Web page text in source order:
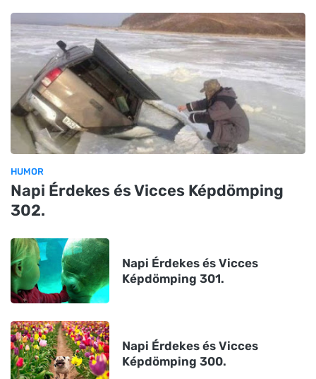
HUMOR
Napi Érdekes és Vicces Képdömping
302.
Napi Érdekes és Vicces
Képdömping 301.
Napi Érdekes és Vicces
Képdömping 300.